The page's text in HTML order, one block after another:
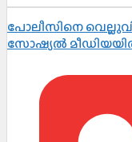
പോലീസിനെ
സോഷ്യൽ